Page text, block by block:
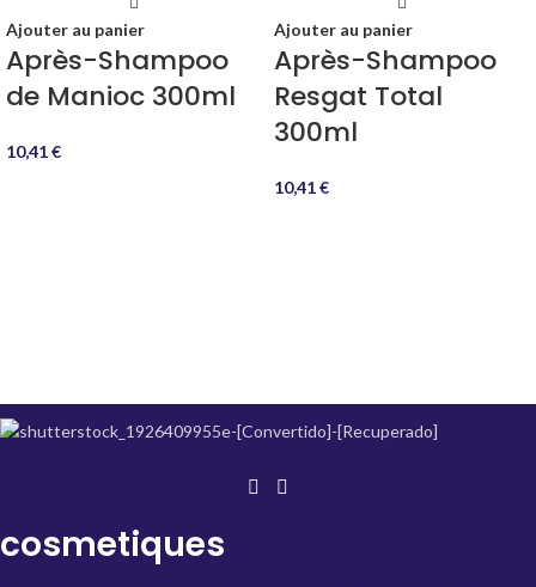
Ajouter au panier
Après-Shampoo
de Manioc 300ml
10,41€
Ajouter au panier
Après-Shampoo
Resgat Total
300ml
10,41€
cosmetiques